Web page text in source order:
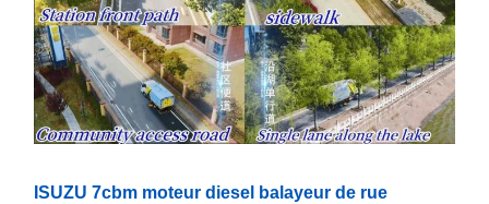
ISUZU 7cbm moteur diesel balayeur de rue